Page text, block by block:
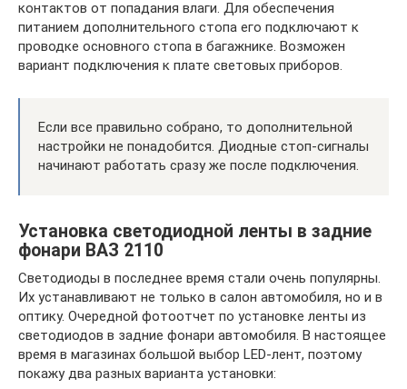
контактов от попадания влаги. Для обеспечения
питанием дополнительного стопа его подключают к
проводке основного стопа в багажнике. Возможен
вариант подключения к плате световых приборов.
Если все правильно собрано, то дополнительной
настройки не понадобится. Диодные стоп-сигналы
начинают работать сразу же после подключения.
Установка светодиодной ленты в задние
фонари ВАЗ 2110
Светодиоды в последнее время стали очень популярны.
Их устанавливают не только в салон автомобиля, но и в
оптику. Очередной фотоотчет по установке ленты из
светодиодов в задние фонари автомобиля. В настоящее
время в магазинах большой выбор LED-лент, поэтому
покажу два разных варианта установки: